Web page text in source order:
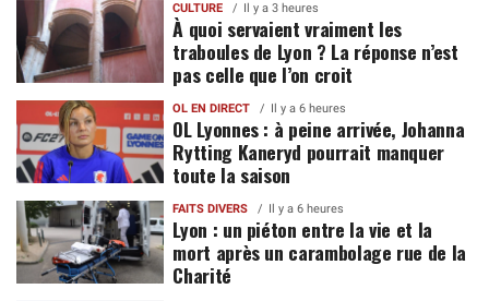
CULTURE Il y a 3 heures
À quoi servaient vraiment les
traboules de Lyon ? La réponse n’est
pas celle que l’on croit
OL EN DIRECT Il y a 6 heures
OL Lyonnes : à peine arrivée, Johanna
Rytting Kaneryd pourrait manquer
toute la saison
FAITS DIVERS Il y a 6 heures
Lyon : un piéton entre la vie et la
mort après un carambolage rue de la
Charité